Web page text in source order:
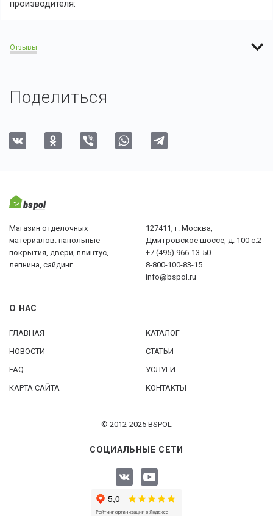
производителя:
Отзывы
Поделиться
Магазин отделочных
материалов: напольные
покрытия, двери, плинтус,
лепнина, сайдинг.
127411, г. Москва,
Дмитровское шоссе, д. 100 с.2
+7 (495) 966-13-50
8-800-100-83-15
info@bspol.ru
О НАС
ГЛАВНАЯ
КАТАЛОГ
НОВОСТИ
СТАТЬИ
FAQ
УСЛУГИ
КАРТА САЙТА
КОНТАКТЫ
© 2012-2025 BSPOL
СОЦИАЛЬНЫЕ СЕТИ